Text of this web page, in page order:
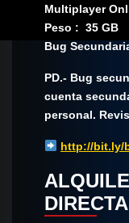
Multiplayer
Peso : 35 GB
Bug
PD.- Bug
cuenta
personal.
http://bit.ly/